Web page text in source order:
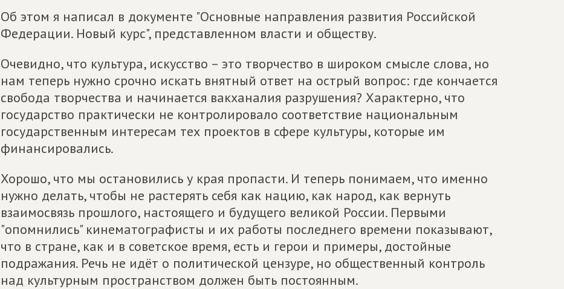
Об этом я написал в документе "Основные направления развития Российской
Федерации. Новый курс", представленном власти и обществу.
Очевидно, что культура, искусство – это творчество в широком смысле слова, но
нам теперь нужно срочно искать внятный ответ на острый вопрос: где кончается
свобода творчества и начинается вакханалия разрушения? Характерно, что
государство практически не контролировало соответствие национальным
государственным интересам тех проектов в сфере культуры, которые им
финансировались.
Хорошо, что мы остановились у края пропасти. И теперь понимаем, что именно
нужно делать, чтобы не растерять себя как нацию, как народ, как вернуть
взаимосвязь прошлого, настоящего и будущего великой России. Первыми
"опомнились" кинематографисты и их работы последнего времени показывают,
что в стране, как и в советское время, есть и герои и примеры, достойные
подражания. Речь не идёт о политической цензуре, но общественный контроль
над культурным пространством должен быть постоянным.